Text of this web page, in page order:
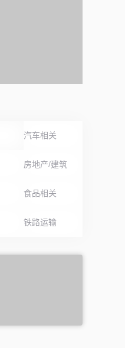
汽车相关
房地产/建筑
食品相关
铁路运输